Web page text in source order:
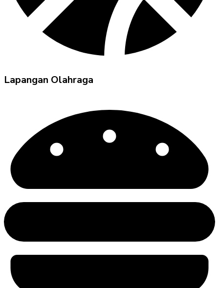
Lapangan Olahraga